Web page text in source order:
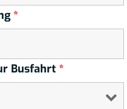
*
Busfahrt *